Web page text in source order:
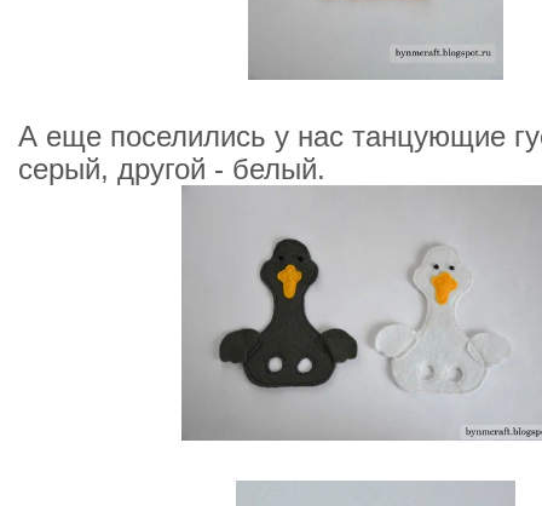
А еще поселились у нас танцующие
серый, другой - белый.